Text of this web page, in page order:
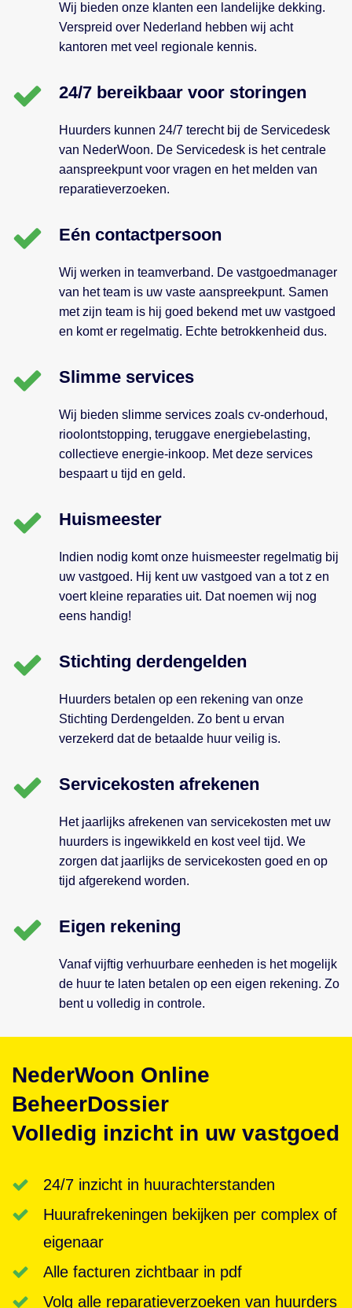
Wij bieden onze klanten een landelijke dekking.
Verspreid over Nederland hebben wij acht
kantoren met veel regionale kennis.
24/7 bereikbaar voor storingen
Huurders kunnen 24/7 terecht bij de Servicedesk
van NederWoon. De Servicedesk is het centrale
aanspreekpunt voor vragen en het melden van
reparatieverzoeken.
Eén contactpersoon
Wij werken in teamverband. De vastgoedmanager
van het team is uw vaste aanspreekpunt. Samen
met zijn team is hij goed bekend met uw vastgoed
en komt er regelmatig. Echte betrokkenheid dus.
Slimme services
Wij bieden slimme services zoals cv-onderhoud,
rioolontstopping, teruggave energiebelasting,
collectieve energie-inkoop. Met deze services
bespaart u tijd en geld.
Huismeester
Indien nodig komt onze huismeester regelmatig bij
uw vastgoed. Hij kent uw vastgoed van a tot z en
voert kleine reparaties uit. Dat noemen wij nog
eens handig!
Stichting derdengelden
Huurders betalen op een rekening van onze
Stichting Derdengelden. Zo bent u ervan
verzekerd dat de betaalde huur veilig is.
Servicekosten afrekenen
Het jaarlijks afrekenen van servicekosten met uw
huurders is ingewikkeld en kost veel tijd. We
zorgen dat jaarlijks de servicekosten goed en op
tijd afgerekend worden.
Eigen rekening
Vanaf vijftig verhuurbare eenheden is het mogelijk
de huur te laten betalen op een eigen rekening. Zo
bent u volledig in controle.
NederWoon Online
BeheerDossier
Volledig inzicht in uw vastgoed
24/7 inzicht in huurachterstanden
Huurafrekeningen bekijken per complex of
eigenaar
Alle facturen zichtbaar in pdf
Volg alle reparatieverzoeken van huurders